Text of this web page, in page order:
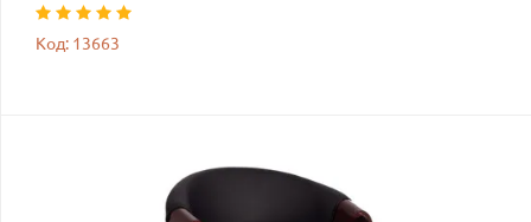
Код: 13663